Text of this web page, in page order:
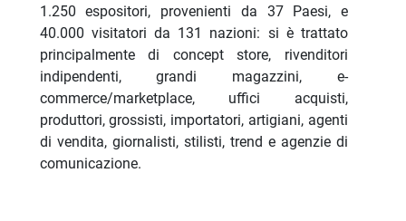
1.250 espositori, provenienti da 37 Paesi, e
40.000 visitatori da 131 nazioni: si è trattato
principalmente di concept store, rivenditori
indipendenti, grandi magazzini, e-
commerce/marketplace, uffici acquisti,
produttori, grossisti, importatori, artigiani, agenti
di vendita, giornalisti, stilisti, trend e agenzie di
comunicazione.